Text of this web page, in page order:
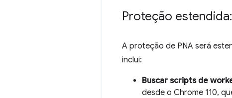
Proteção
A proteção de PNA será
inclui:
Buscar scripts de
desde o Chrome 110,